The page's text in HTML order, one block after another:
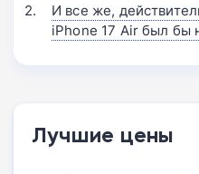
И все же,
iPhone 17 Air был бы
Лучшие цены